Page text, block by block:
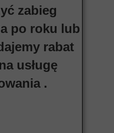
zabieg
po roku lub
rabat
usługę
.